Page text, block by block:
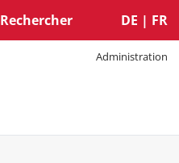
Administration
DE | FR
Rechercher